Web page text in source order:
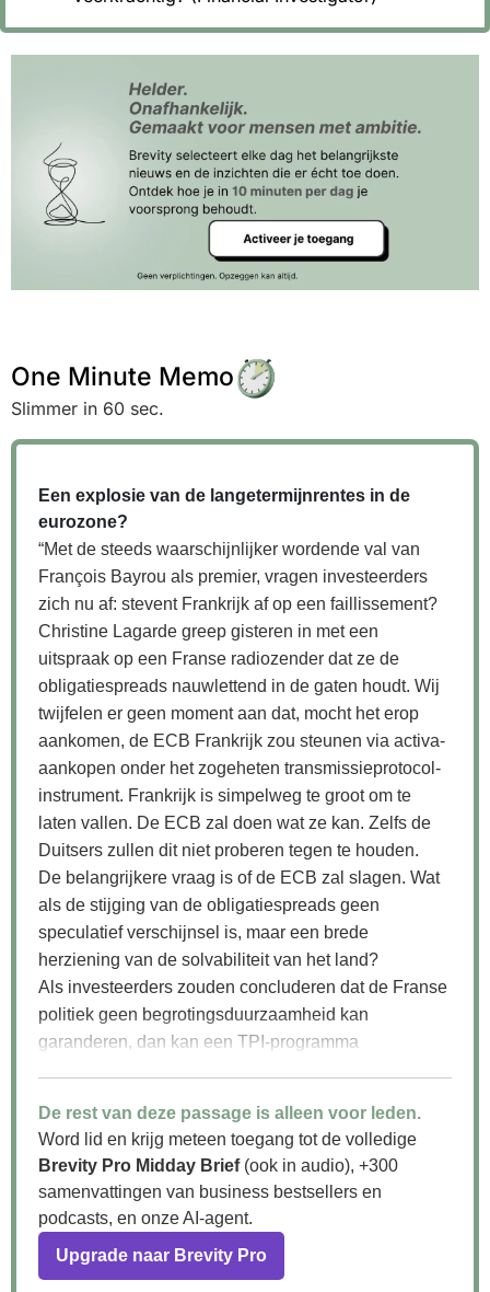
One Minute Memo
Slimmer in 60 sec.
Een explosie van de langetermijnrentes in de
eurozone?
“Met de steeds waarschijnlijker wordende val van
François Bayrou als premier, vragen investeerders
zich nu af: stevent Frankrijk af op een faillissement?
Christine Lagarde greep gisteren in met een
uitspraak op een Franse radiozender dat ze de
obligatiespreads nauwlettend in de gaten houdt. Wij
twijfelen er geen moment aan dat, mocht het erop
aankomen, de ECB Frankrijk zou steunen via activa-
aankopen onder het zogeheten transmissieprotocol-
instrument. Frankrijk is simpelweg te groot om te
laten vallen. De ECB zal doen wat ze kan. Zelfs de
Duitsers zullen dit niet proberen tegen te houden.
De belangrijkere vraag is of de ECB zal slagen. Wat
als de stijging van de obligatiespreads geen
speculatief verschijnsel is, maar een brede
herziening van de solvabiliteit van het land?
Als investeerders zouden concluderen dat de Franse
politiek geen begrotingsduurzaamheid kan
garanderen, dan kan een TPI-programma
De rest van deze passage is alleen voor leden.
Word lid en krijg meteen toegang tot de volledige
Brevity Pro Midday Brief(ook in audio), +300
samenvattingen van business bestsellers en
podcasts, en onze AI-agent.
Upgrade naar Brevity Pro